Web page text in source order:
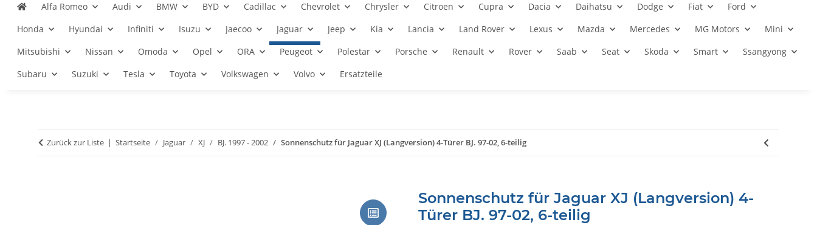
Alfa Romeo Audi BMW BYD Cadillac Chevrolet Chrysler Citroen Cupra Dacia Daihatsu Dodge Fiat
Ford
Honda
Hyundai Infiniti Isuzu Jaecoo Jaguar Jeep Kia Lancia Land Rover Lexus Mazda Mercedes MG Motors
Mini
Mitsubishi
Nissan Omoda Opel ORA Peugeot Polestar Porsche Renault Rover Saab Seat Skoda Smart
Ssangyong
Subaru
Suzuki Tesla Toyota Volkswagen Volvo Ersatzteile
Zurück zur Liste Startseite Jaguar XJ BJ. 1997 - 2002 Sonnenschutz für Jaguar XJ (Langversion) 4-Türer BJ. 97-02, 6-teilig
Sonnenschutz für Jaguar XJ (Langversion) 4-
Türer BJ. 97-02, 6-teilig